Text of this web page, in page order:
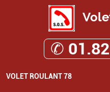
✆
VOLET ROULANT 78